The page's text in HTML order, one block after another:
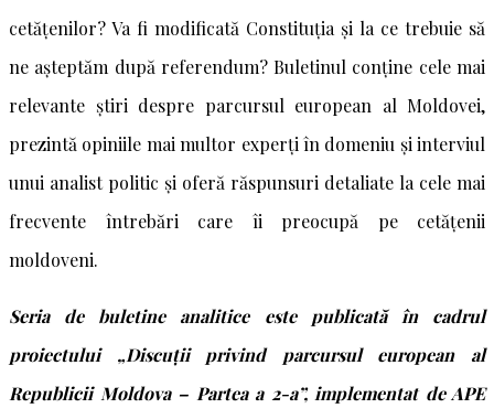
cetățenilor? Va fi modificată Constituția și la ce trebuie să
ne așteptăm după referendum? Buletinul conține cele mai
relevante știri despre parcursul european al Moldovei,
prezintă opiniile mai multor experți în domeniu și interviul
unui analist politic și oferă răspunsuri detaliate la cele mai
frecvente întrebări care îi preocupă pe cetățenii
moldoveni.
Seria de buletine analitice este publicată în cadrul
proiectului „Discuții privind parcursul european al
Republicii Moldova – Partea a 2-a”, implementat de APE